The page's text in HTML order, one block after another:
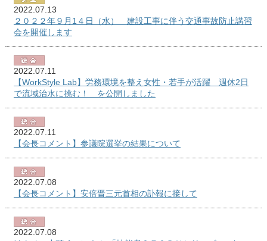
2022.07.13
２０２２年９月1４日（水） 建設工事に伴う交通事故防止講習
会を開催します
2022.07.11
【WorkStyle Lab】労務環境を整え女性・若手が活躍 週休2日
で流域治水に挑む！ を公開しました
2022.07.11
【会長コメント】参議院選挙の結果について
2022.07.08
【会長コメント】安倍晋三元首相の訃報に接して
2022.07.08